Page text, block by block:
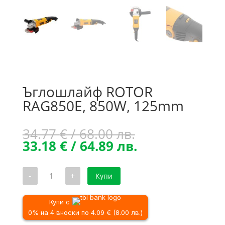
Ъглошлайф ROTOR
RAG850E, 850W, 125mm
34.77€/ 68.00 лв.Original
price
was:
68.00 лв..
33.18 €/ 64.89 лв.Текущата
цена
/
64.89 лв..
- количество
Ъглошлайф
ROTOR
RAG850E,
850W,
125mm
+ Купи
Купи с
0% на 4 вноски по 4.09 € (8.00 лв.)